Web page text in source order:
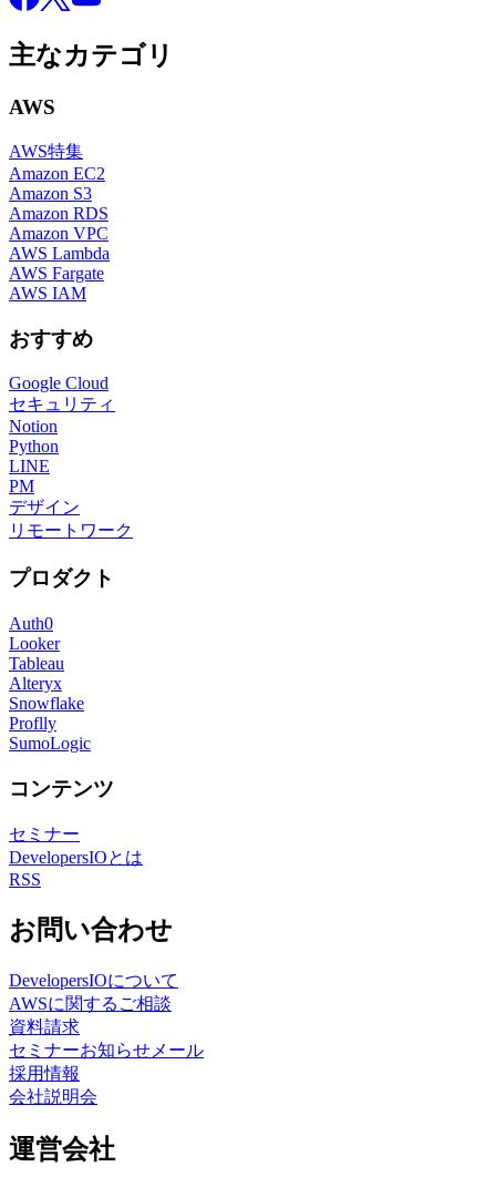
主なカテゴリ
AWS
AWS特集
Amazon EC2
Amazon S3
Amazon RDS
Amazon VPC
AWS Lambda
AWS Fargate
AWS IAM
おすすめ
Google Cloud
セキュリティ
Notion
Python
LINE
PM
デザイン
リモートワーク
プロダクト
Auth0
Looker
Tableau
Alteryx
Snowflake
Proflly
SumoLogic
コンテンツ
セミナー
DevelopersIOとは
RSS
お問い合わせ
DevelopersIOについて
AWSに関するご相談
資料請求
セミナーお知らせメール
採用情報
会社説明会
運営会社